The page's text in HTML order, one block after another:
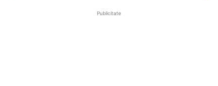
Publicitate